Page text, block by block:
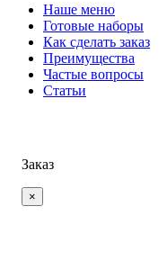
Наше меню
Готовые наборы
Как сделать заказ
Преимущества
Частые вопросы
Статьи
Заказ
×